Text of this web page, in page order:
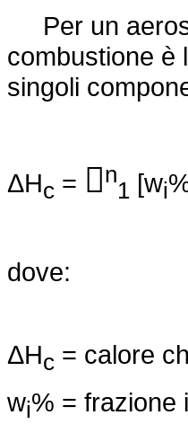
Per un
combustione è
singoli
ΔHc = n
1 [wi
dove:
ΔHc = calore
wi% = frazione